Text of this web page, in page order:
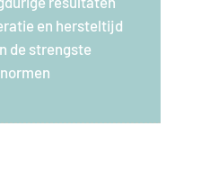
en hersteltijd
de strengste